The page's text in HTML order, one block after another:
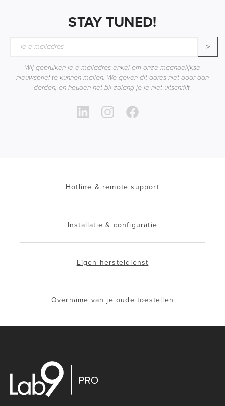
STAY TUNED!
>
Wij gebruiken je e-mailadres enkel om onze maandelijkse
nieuwsbrief te kunnen mailen. We geven dit adres niet door aan
derden, en houden het bij zolang je je niet uitschrijft.
Hotline & remote support
Installatie & configuratie
Eigen hersteldienst
Overname van je oude toestellen